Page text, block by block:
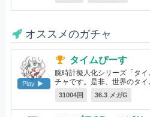
オススメのガチャ
Play
タイムぴーす
腕時計擬人化シリーズ「タ
チャです。是非、世界のタイ
31004回 36.3 メガG